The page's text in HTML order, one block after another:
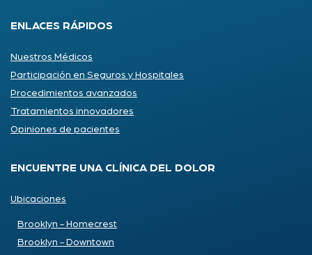
ENLACES RÁPIDOS
Nuestros Médicos
Participación en Seguros y Hospitales
Procedimientos avanzados
Tratamientos innovadores
Opiniones de pacientes
ENCUENTRE UNA CLÍNICA DEL DOLOR
Ubicaciones
Brooklyn - Homecrest
Brooklyn - Downtown